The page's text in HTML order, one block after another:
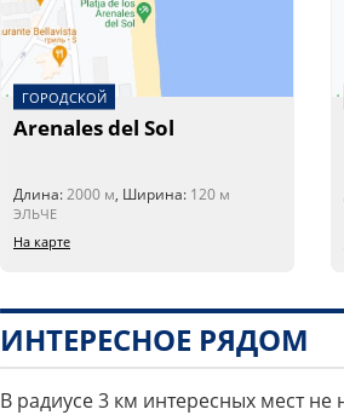
ГОРОДСКОЙ
Arenales del Sol
Длина:2000 м, Ширина: 120 м
ЭЛЬЧЕ
На карте
ИНТЕРЕСНОЕ РЯДОМ
В радиусе 3 км интересных мест не